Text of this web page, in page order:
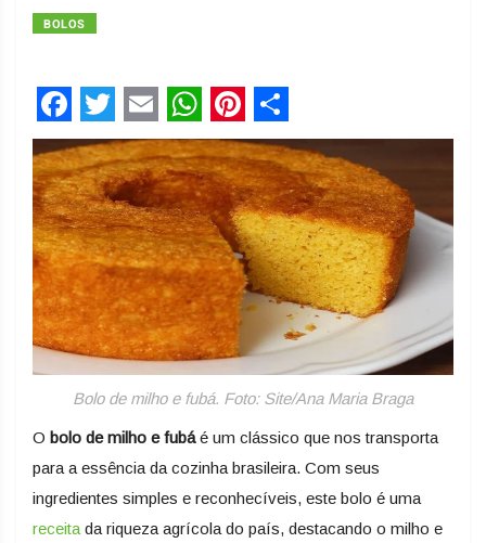
BOLOS
Facebook
Twitter
EmailWhatsApp
Pinterest
Share
Bolo de milho e fubá. Foto: Site/Ana Maria Braga
O bolo de milho e fubáé um clássico que nos transporta
para a essência da cozinha brasileira. Com seus
ingredientes simples e reconhecíveis, este bolo é uma
receita da riqueza agrícola do país, destacando o milho e